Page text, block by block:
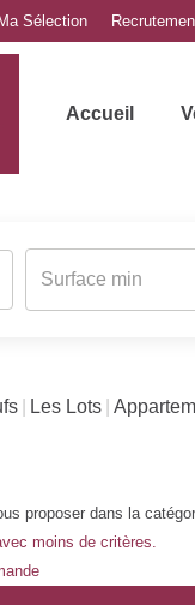
Sélection
Accueil
Les Lots
proposer dans la
moins de critères.